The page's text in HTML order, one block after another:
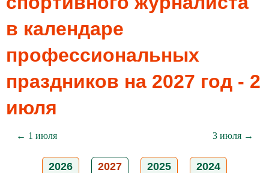
в календаре
профессиональных
праздников на 2027 год - 2
июля
← 1 июля 3 июля →
2026 2027 2025 2024